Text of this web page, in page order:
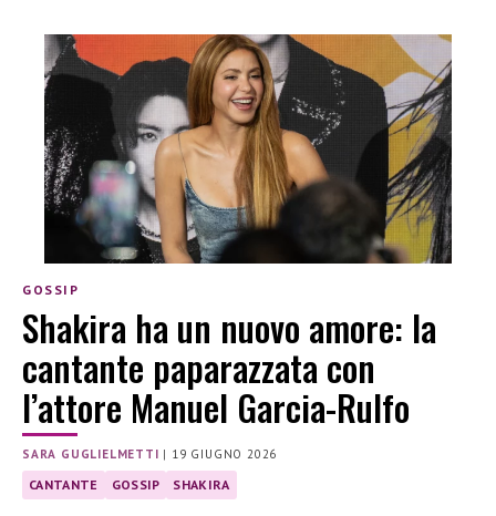
GOSSIP
Shakira ha un nuovo amore: la
cantante paparazzata con
l’attore Manuel Garcia-Rulfo
SARA GUGLIELMETTI | 19 GIUGNO 2026
CANTANTE GOSSIP SHAKIRA